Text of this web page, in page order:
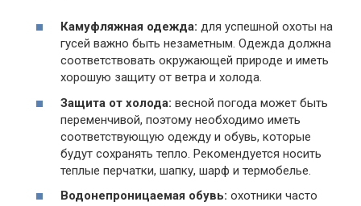
Камуфляжная одежда: для успешной охоты на
гусей важно быть незаметным. Одежда должна
соответствовать окружающей природе и иметь
хорошую защиту от ветра и холода.
Защита от холода: весной погода может быть
переменчивой, поэтому необходимо иметь
соответствующую одежду и обувь, которые
будут сохранять тепло. Рекомендуется носить
теплые перчатки, шапку, шарф и термобелье.
Водонепроницаемая обувь: охотники часто